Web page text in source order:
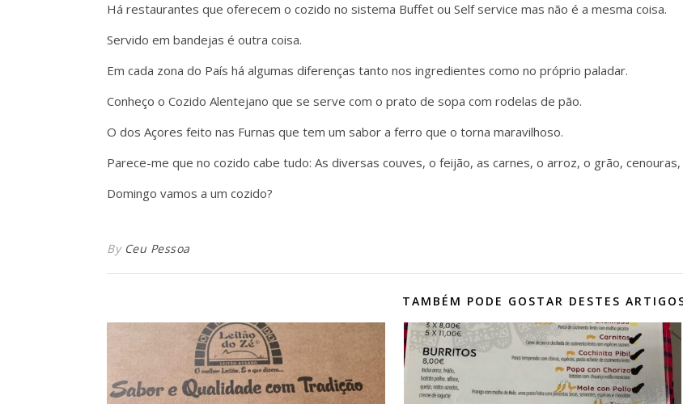
Há restaurantes que oferecem o cozido no sistema Buffet ou Self service mas não é a mesma coisa.
Servido em bandejas é outra coisa.
Em cada zona do País há algumas diferenças tanto nos ingredientes como no próprio paladar.
Conheço o Cozido Alentejano que se serve com o prato de sopa com rodelas de pão.
O dos Açores feito nas Furnas que tem um sabor a ferro que o torna maravilhoso.
Parece-me que no cozido cabe tudo: As diversas couves, o feijão, as carnes, o arroz, o grão,
Domingo vamos a um cozido?
By Ceu Pessoa
TAMBÉM PODE GOSTAR DESTES